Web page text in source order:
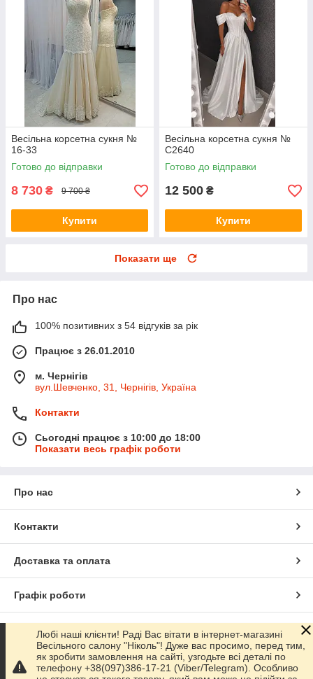
Весільна корсетна сукня №
16-33
Готово до відправки
8 730 ₴ 9 700 ₴
Купити
Весільна корсетна сукня №
C2640
Готово до відправки
12 500 ₴
Купити
Показати ще
Про нас
100% позитивних з 54 відгуків за рік
Працює з 26.01.2010
м. Чернігів
вул.Шевченко, 31, Чернігів, Україна
Контакти
Сьогодні працює з 10:00 до 18:00
Показати весь графік роботи
Про нас
Контакти
Доставка та оплата
Графік роботи
Повна версія сайту
Сайт створено на маркетплейсіProm.ua
Любі наші клієнти! Раді Вас вітати в інтернет-магазині
Весільного салону "Ніколь"! Дуже вас просимо, перед тим,
як зробити замовлення на сайті, узгодьте всі деталі по
телефону +38(097)386-17-21 (Viber/Telegram). Особливо